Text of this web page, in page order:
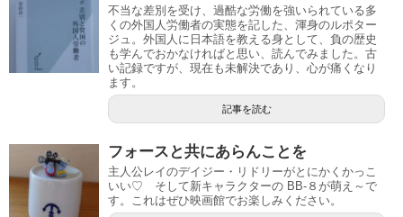
不当な差別を受け、過酷な労働を強いられている多
くの外国人労働者の実態を記した、渾身のルポター
ジュ。外国人に日本語を教える身として、負の歴史
も学んでおかなければと思い、読んでみました。古
い記録ですが、現在も未解決であり、心が痛くなり
ます。
記事を読む
フォースと共にあらんことを
主人公レイのデイジー・リドリーがとにかくかっこ
いい♡ そして新キャラクターの BB-８が萌え～で
す。これはぜひ映画館でお楽しみください。